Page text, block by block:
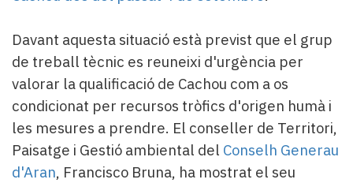
Davant aquesta situació està previst que el grup
de treball tècnic es reuneixi d'urgència per
valorar la qualificació de Cachou com a os
condicionat per recursos tròfics d'origen humà i
les mesures a prendre. El conseller de Territori,
Paisatge i Gestió ambiental del Conselh Generau
d'Aran, Francisco Bruna, ha mostrat el seu